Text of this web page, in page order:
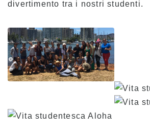
Tasse scolastiche per i titolari
studenteschi (ESTA, e-Visa, ecc.)
Tassa d’iscrizione per
statunitensi o titolari di carta
Tasse per studenti in corso e
Spese di alloggio
divertimento tra i nostri studenti.